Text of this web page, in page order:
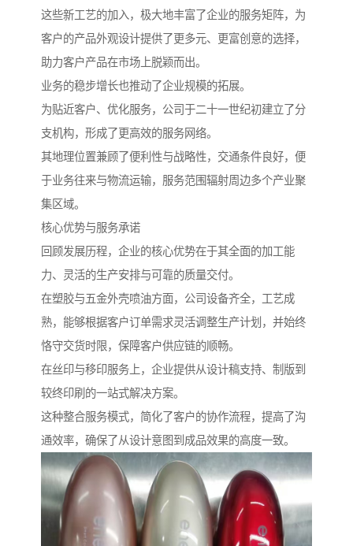
这些新工艺的加入，极大地丰富了企业的服务矩阵，为
客户的产品外观设计提供了更多元、更富创意的选择，
助力客户产品在市场上脱颖而出。
业务的稳步增长也推动了企业规模的拓展。
为贴近客户、优化服务，公司于二十一世纪初建立了分
支机构，形成了更高效的服务网络。
其地理位置兼顾了便利性与战略性，交通条件良好，便
于业务往来与物流运输，服务范围辐射周边多个产业聚
集区域。
核心优势与服务承诺
回顾发展历程，企业的核心优势在于其全面的加工能
力、灵活的生产安排与可靠的质量交付。
在塑胶与五金外壳喷油方面，公司设备齐全，工艺成
熟，能够根据客户订单需求灵活调整生产计划，并始终
恪守交货时限，保障客户供应链的顺畅。
在丝印与移印服务上，企业提供从设计稿支持、制版到
较终印刷的一站式解决方案。
这种整合服务模式，简化了客户的协作流程，提高了沟
通效率，确保了从设计意图到成品效果的高度一致。